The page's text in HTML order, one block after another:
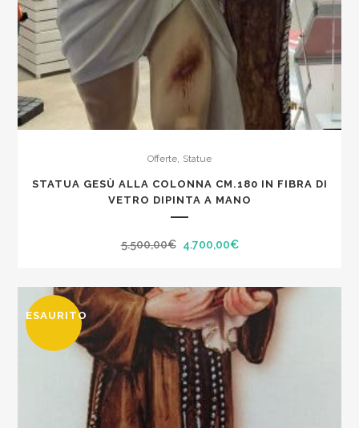
Offerte Statue
STATUA GESÙ ALLA COLONNA CM.180 IN FIBRA DI
VETRO DIPINTA A MANO
5.500,00€ Il
originale
era:
5.500,00€.
4.700,00€Il
attuale
è:
4.700,00€.
ESAURITO